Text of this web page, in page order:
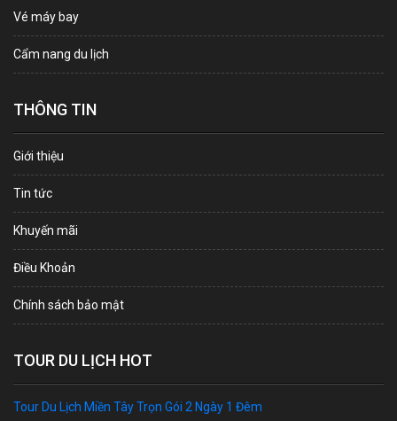
Vé máy bay
Cẩm nang du lịch
THÔNG TIN
Giới thiệu
Tin tức
Khuyến mãi
Điều Khoản
Chính sách bảo mật
TOUR DU LỊCH HOT
Tour Du Lịch Miền Tây Trọn Gói 2 Ngày 1 Đêm